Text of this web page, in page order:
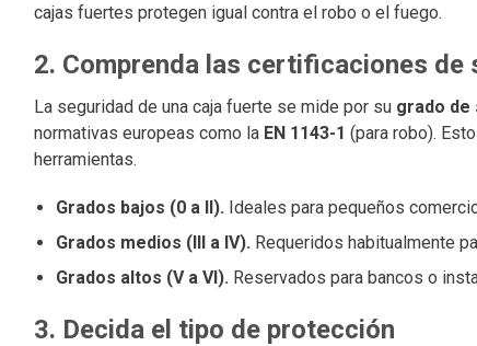
cajas fuertes protegen igual contra el robo o el fuego.
2. Comprenda las certificaciones de
La seguridad de una caja fuerte se mide por su grado de
normativas europeas como la EN 1143-1 (para robo).
herramientas.
Grados bajos (0 a II). Ideales para pequeños
Grados medios (III a IV). Requeridos habitualmente
Grados altos (V a VI). Reservados para bancos o
3. Decida el tipo de protección